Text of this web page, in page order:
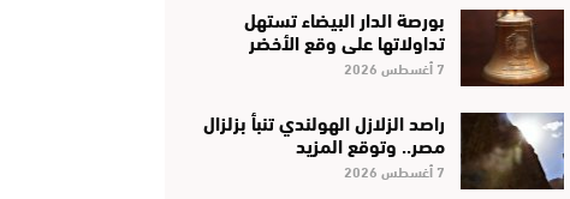
بورصة الدار البيضاء تستهل
تداولاتها على وقع الأخضر
7 أغسطس 2026
راصد الزلازل الهولندي تنبأ بزلزال
مصر.. وتوقع المزيد
7 أغسطس 2026